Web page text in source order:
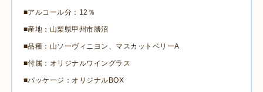
■アルコール分：12％
■産地：山梨県甲州市勝沼
■品種：山ソーヴィニヨン、マスカットベリーA
■付属：オリジナルワイングラス
■パッケージ：オリジナルBOX